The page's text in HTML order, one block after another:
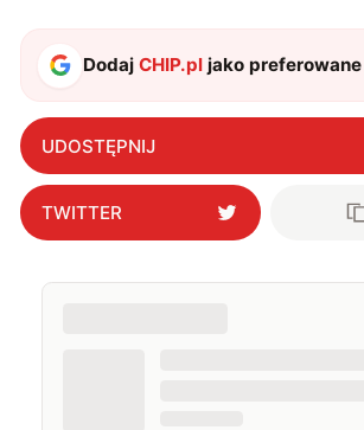
także uprawiać oraz oglądać sport.
DodajCHIP.pl jako preferowane
UDOSTĘPNIJ
TWITTER